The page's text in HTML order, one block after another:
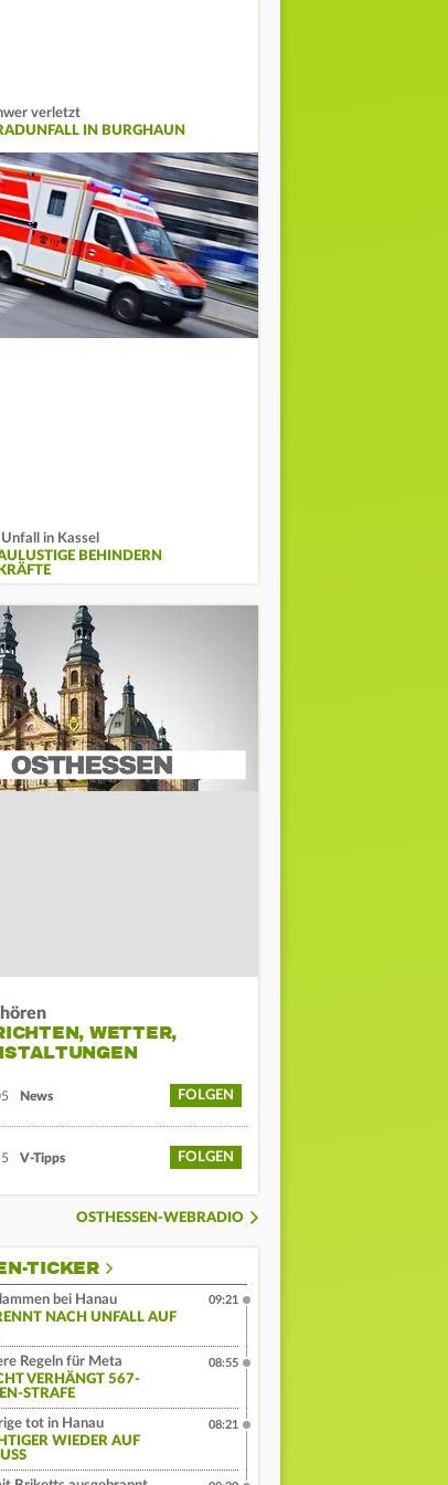
verletzt
IN BURGHAUN
in Kassel
BEHINDERN
WETTER,
News FOLGEN
V-Tipps FOLGEN
OSTHESSEN-WEBRADIO
TICKER
bei Hanau
NACH UNFALL AUF
09:21
Regeln für Meta
VERHÄNGT 567-
STRAFE
08:55
tot in Hanau
WIEDER AUF
08:21